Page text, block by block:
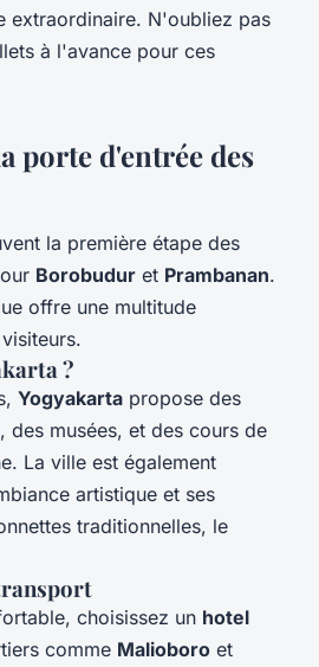
extraordinaire. N'oubliez pas
à l'avance pour ces
porte d'entrée des
la première étape des
Borobudur et Prambanan.
offre une multitude
?
Yogyakarta propose des
des musées, et des cours de
La ville est également
artistique et ses
traditionnelles, le
choisissez un hotel
comme Malioboro et